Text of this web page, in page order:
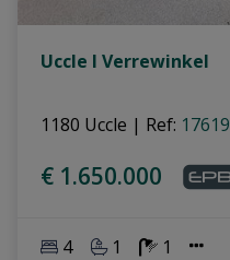
Uccle I Verrewinkel
1180 Uccle | Ref: 17619
€ 1.650.000
4 1 1